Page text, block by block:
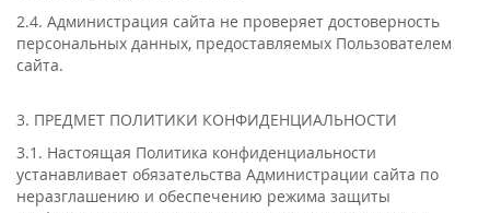
2.4. Администрация сайта не проверяет достоверность
персональных данных, предоставляемых Пользователем
сайта.
3. ПРЕДМЕТ ПОЛИТИКИ КОНФИДЕНЦИАЛЬНОСТИ
3.1. Настоящая Политика конфиденциальности
устанавливает обязательства Администрации сайта по
неразглашению и обеспечению режима защиты